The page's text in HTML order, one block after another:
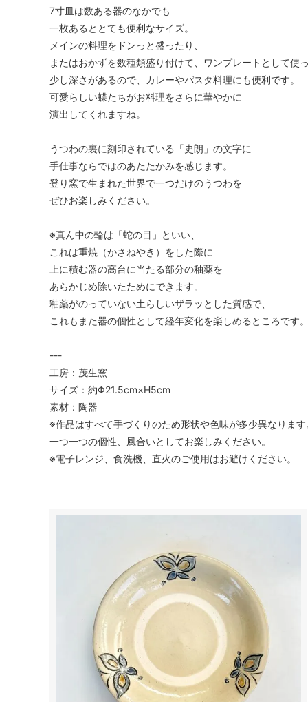
7寸皿は数ある器のなかでも
一枚あるととても便利なサイズ。
メインの料理をドンっと盛ったり、
またはおかずを数種類盛り付けて、ワンプレートとして使
少し深さがあるので、カレーやパスタ料理にも便利です。
可愛らしい蝶たちがお料理をさらに華やかに
演出してくれますね。
うつわの裏に刻印されている「史朗」の文字に
手仕事ならではのあたたかみを感じます。
登り窯で生まれた世界で一つだけのうつわを
ぜひお楽しみください。
※真ん中の輪は「蛇の目」といい、
これは重焼（かさねやき）をした際に
上に積む器の高台に当たる部分の釉薬を
あらかじめ除いたためにできます。
釉薬がのっていない土らしいザラッとした質感で、
これもまた器の個性として経年変化を楽しめるところです
---
工房：茂生窯
サイズ：約Φ21.5cm×H5cm
素材：陶器
※作品はすべて手づくりのため形状や色味が多少異なります
一つ一つの個性、風合いとしてお楽しみください。
※電子レンジ、食洗機、直火のご使用はお避けください。